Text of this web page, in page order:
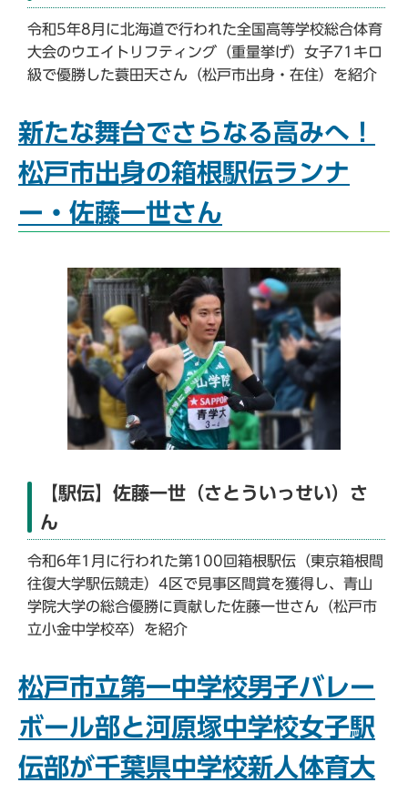
令和5年8月に北海道で行われた全国高等学校総合体育
大会のウエイトリフティング（重量挙げ）女子71キロ
級で優勝した蓑田天さん（松戸市出身・在住）を紹介
新たな舞台でさらなる高みへ！
松戸市出身の箱根駅伝ランナ
ー・佐藤一世さん
【駅伝】佐藤一世（さとういっせい）さ
ん
令和6年1月に行われた第100回箱根駅伝（東京箱根間
往復大学駅伝競走）4区で見事区間賞を獲得し、青山
学院大学の総合優勝に貢献した佐藤一世さん（松戸市
立小金中学校卒）を紹介
松戸市立第一中学校男子バレー
ボール部と河原塚中学校女子駅
伝部が千葉県中学校新人体育大